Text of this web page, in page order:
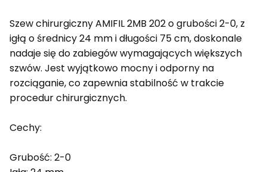
Szew chirurgiczny AMIFIL 2MB 202 o grubości 2-0, z
igłą o średnicy 24 mm i długości 75 cm, doskonale
nadaje się do zabiegów wymagających większych
szwów. Jest wyjątkowo mocny i odporny na
rozciąganie, co zapewnia stabilność w trakcie
procedur chirurgicznych.
Cechy:
Grubość: 2-0